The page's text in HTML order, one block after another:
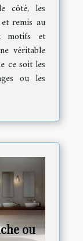
côté, les
remis au
motifs et
véritable
ce soit les
ou les
ou